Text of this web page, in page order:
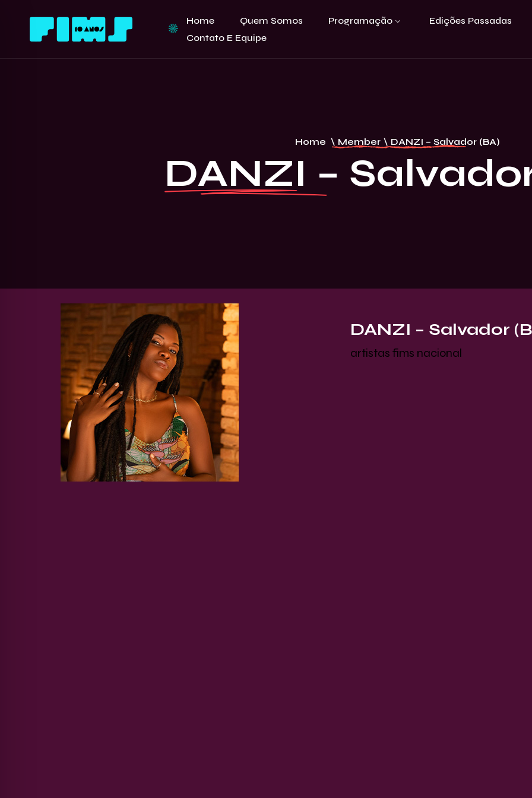
Home Quem Somos Programação
Edições Passadas
Contato E Equipe
Home \ Member \ DANZI – Salvador (BA)
DANZI –
DANZI – Salvador
artistas fims nacional